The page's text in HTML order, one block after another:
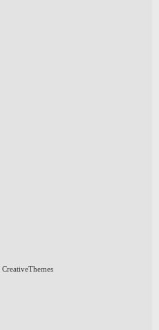
CreativeThemes